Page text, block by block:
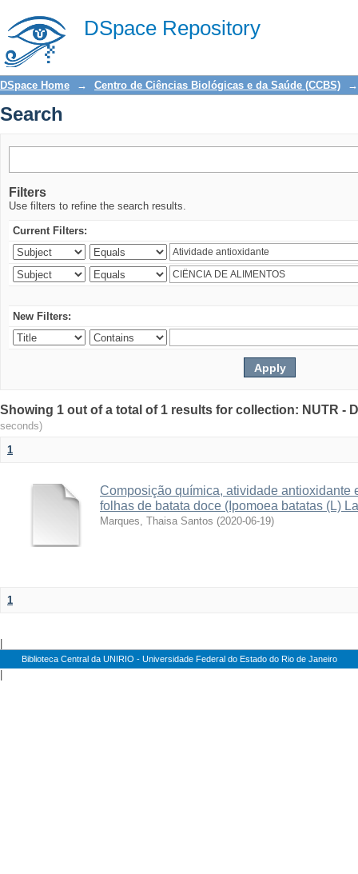
DSpace Repository
Search
DSpace Home → Centro de Ciências Biológicas e da Saúde (CCBS) →
Search
Filters
Use filters to refine the search results.
Current Filters:
New Filters:
Showing 1 out of a total of 1 results for collection: NUTR -
seconds)
1
Composição química, atividade antioxidante
folhas de batata doce (Ipomoea batatas (L)
Marques, Thaisa Santos (2020-06-19)
1
Biblioteca Central da UNIRIO - Universidade Federal do Estado do Rio de Janeiro